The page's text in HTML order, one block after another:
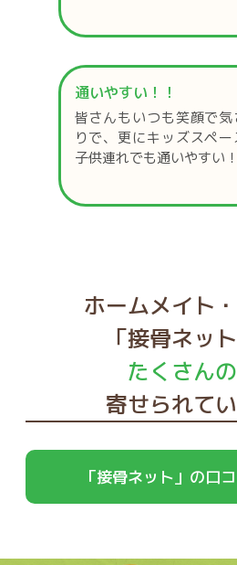
通いやすい！！
皆さんもいつも笑顔で
りで、更にキッズスペー
子供連れでも通いやすい！
ホームメイト
「接骨ネッ
たくさん
寄せられて
「接骨ネット」の口